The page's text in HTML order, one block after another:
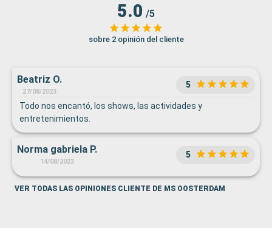
5.0 /5
sobre 2 opinión del cliente
Beatriz O.
27/08/2023
5
Todo nos encantó, los shows, las actividades y
entretenimientos.
Norma gabriela P.
14/08/2023
5
VER TODAS LAS OPINIONES CLIENTE DE MS OOSTERDAM